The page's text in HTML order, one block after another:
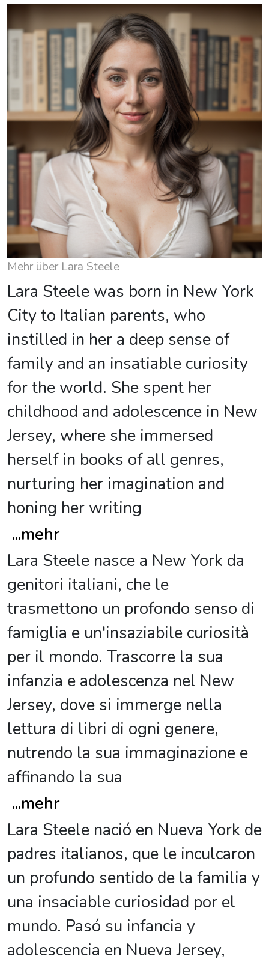
Mehr über Lara Steele
Lara Steele was born in New York
City to Italian parents, who
instilled in her a deep sense of
family and an insatiable curiosity
for the world. She spent her
childhood and adolescence in New
Jersey, where she immersed
herself in books of all genres,
nurturing her imagination and
honing her writing
...mehr
Lara Steele nasce a New York da
genitori italiani, che le
trasmettono un profondo senso di
famiglia e un'insaziabile curiosità
per il mondo. Trascorre la sua
infanzia e adolescenza nel New
Jersey, dove si immerge nella
lettura di libri di ogni genere,
nutrendo la sua immaginazione e
affinando la sua
...mehr
Lara Steele nació en Nueva York de
padres italianos, que le inculcaron
un profundo sentido de la familia y
una insaciable curiosidad por el
mundo. Pasó su infancia y
adolescencia en Nueva Jersey,